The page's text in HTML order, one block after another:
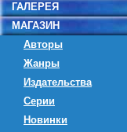
ГАЛЕРЕЯ
МАГАЗИН
Авторы
Жанры
Издательства
Серии
Новинки